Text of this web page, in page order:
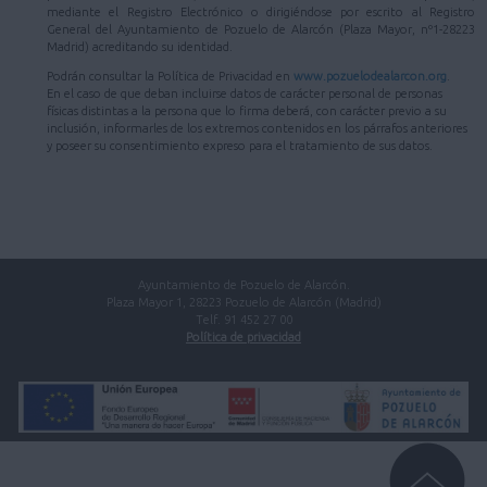
mediante el Registro Electrónico o dirigiéndose por escrito al Registro
General del Ayuntamiento de Pozuelo de Alarcón (Plaza Mayor, nº1-28223
Madrid) acreditando su identidad.
Podrán consultar la Política de Privacidad en www.pozuelodealarcon.org
En el caso de que deban incluirse datos de carácter personal de personas
físicas distintas a la persona que lo firma deberá, con carácter previo a su
inclusión, informarles de los extremos contenidos en los párrafos anteriores
y poseer su consentimiento expreso para el tratamiento de sus datos.
Ayuntamiento de Pozuelo de Alarcón.
Plaza Mayor 1, 28223 Pozuelo de Alarcón (Madrid)
Telf. 91 452 27 00
Política de privacidad